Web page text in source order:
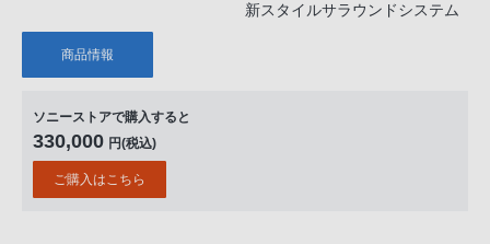
新スタイルサラウンドシステム
商品情報
ソニーストアで購入すると
330,000 円(税込)
ご購入はこちら